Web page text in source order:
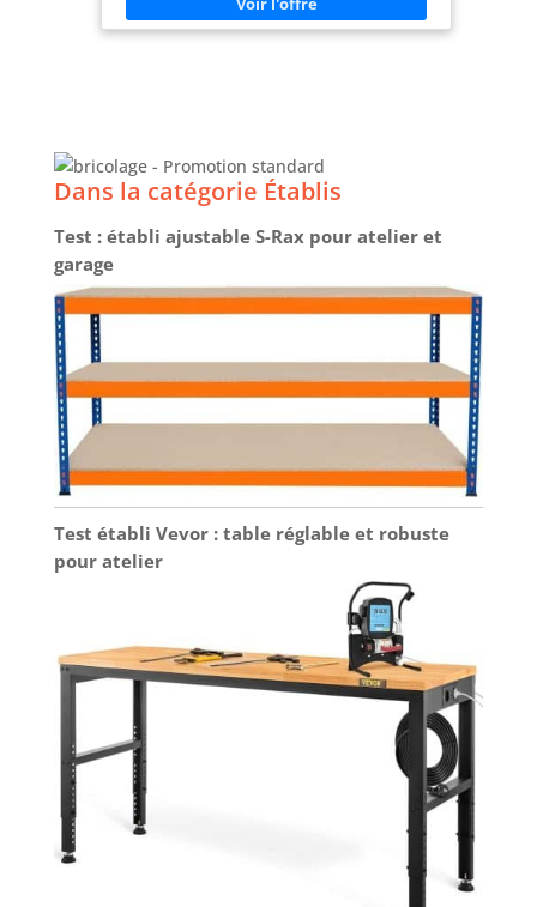
Dans la catégorie Établis
Test : établi ajustable S-Rax pour atelier et
garage
Test établi Vevor : table réglable et robuste
pour atelier